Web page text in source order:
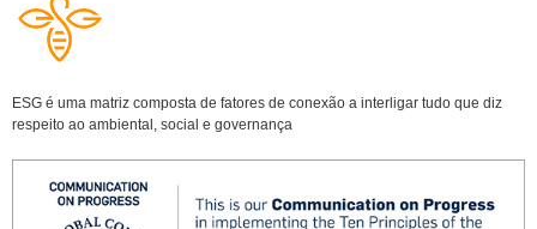
ESG é uma matriz composta de fatores de conexão a interligar tudo que diz
respeito ao ambiental, social e governança